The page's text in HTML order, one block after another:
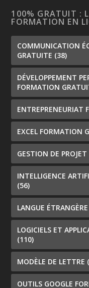
100% GRATUIT :
FORMATION EN
COMMUNICATION
GRATUITE (38)
DÉVELOPPEMENT
FORMATION
ENTREPRENEURIAT
EXCEL FORMATION
GESTION DE
INTELLIGENCE
(56)
LANGUE
LOGICIELS ET
(110)
MODÈLE DE LETTRE
OUTILS GOOGLE